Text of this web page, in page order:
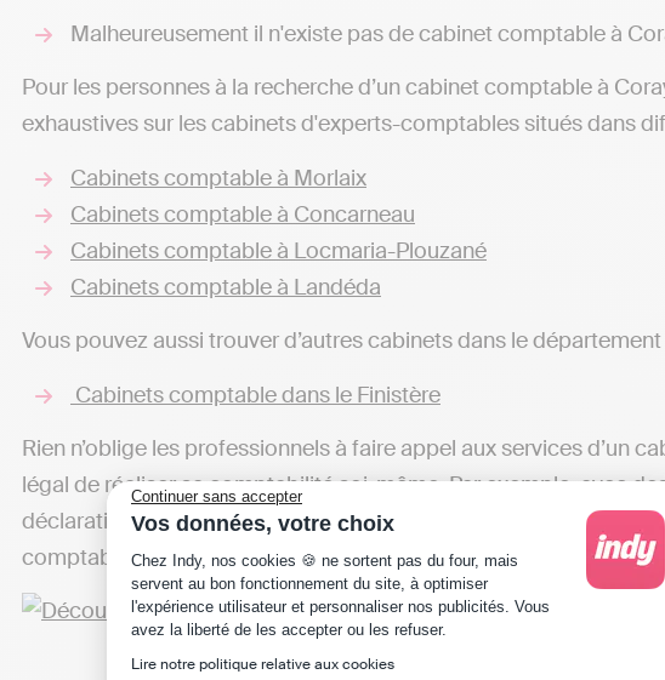
Continuer sans accepter
Vos données, votre choix
Plateforme de Gestion du Consentement :
Chez Indy, nos cookies 🍪 ne sortent pas du four, mais
servent au bon fonctionnement du site, à optimiser
l'expérience utilisateur et personnaliser nos publicités. Vous
avez la liberté de les accepter ou les refuser.
Lire notre politique relative aux cookies
Axeptio consent
Malheureusement il n'existe pas de cabinet comptable à
Pour les personnes à la recherche d’un cabinet comptable à
exhaustives sur les cabinets d'experts-comptables situés dans
Cabinets comptable à Morlaix
Cabinets comptable à Concarneau
Cabinets comptable à Locmaria-Plouzané
Cabinets comptable à Landéda
Vous pouvez aussi trouver d’autres cabinets dans le département
Cabinets comptable dans le Finistère
Rien n’oblige les professionnels à faire appel aux services d’un
légal de réaliser sa comptabilité soi-même. Par exemple, avec
déclarations fiscales et automatiser sa comptabilité est
comptable, (implanté à Coray ou ailleurs), qui fera toutes ces